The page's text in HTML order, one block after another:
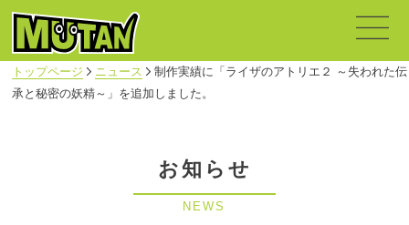
トップページ ニュース
制作実績に「ライザのアトリエ２ ～失われた伝
承と秘密の妖精～」を追加しました。
お知らせ
NEWS